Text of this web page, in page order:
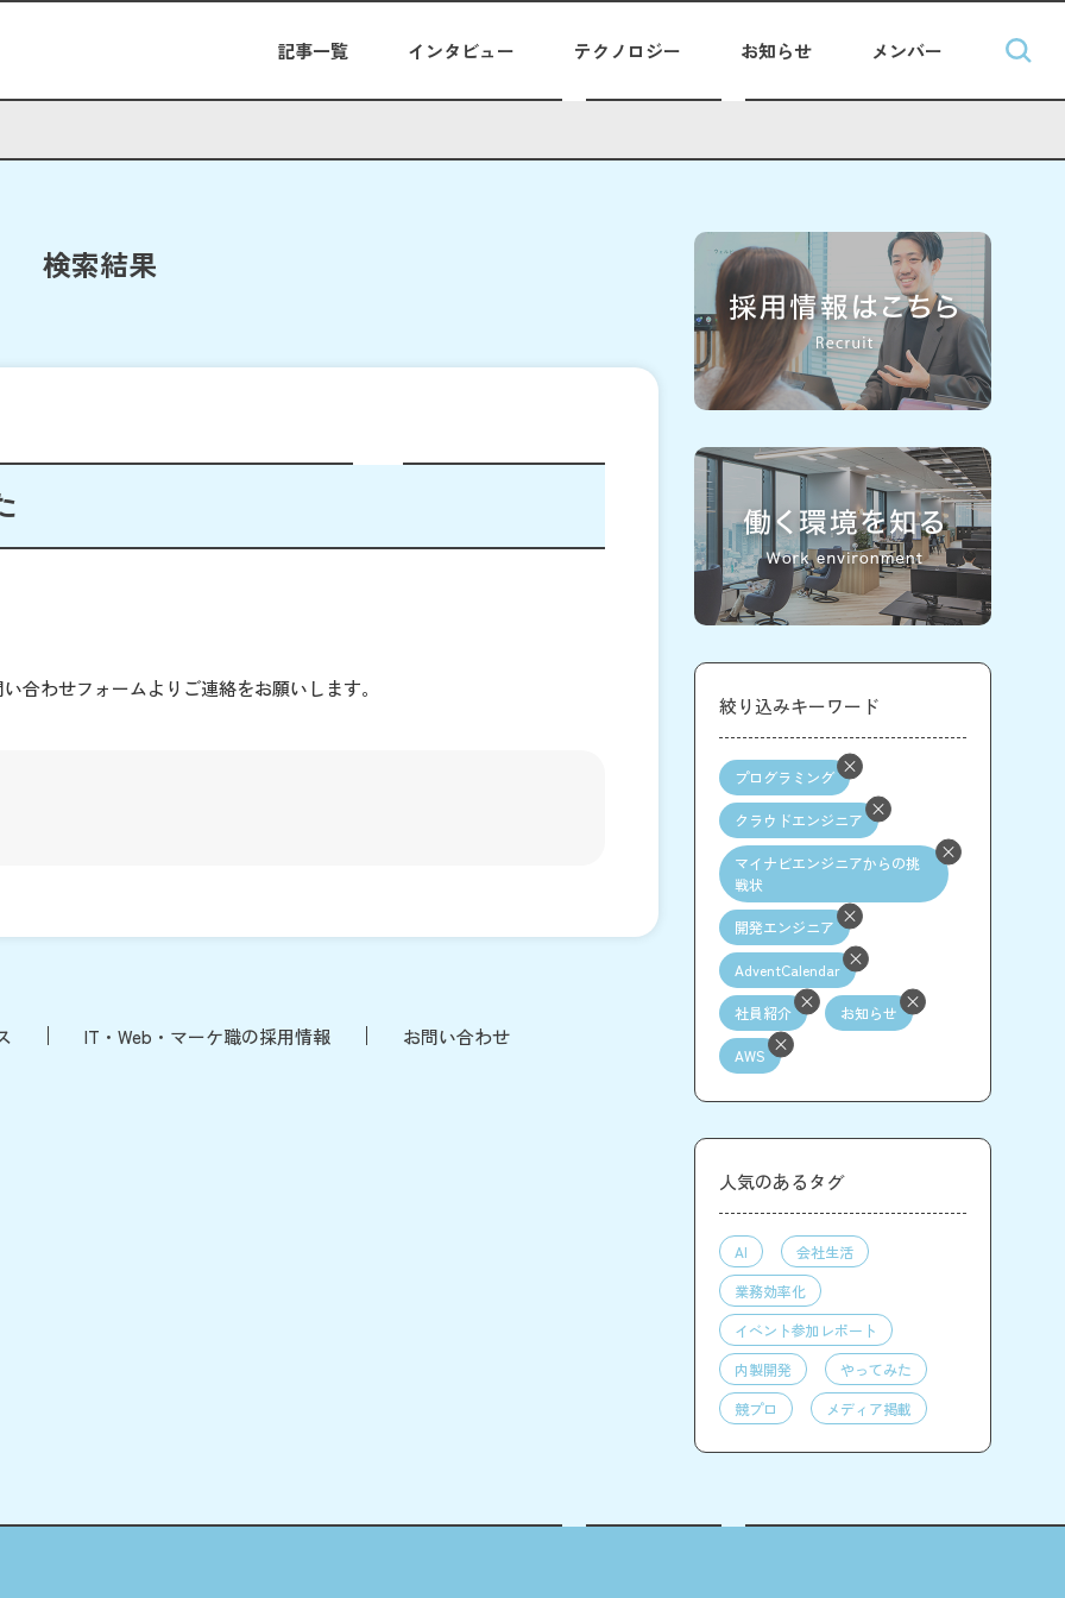
記事一覧 インタビュー テクノロジー お知らせ メンバー
検索結果
合わせフォームよりご連絡をお願いします。
IT・Web・マーケ職の採用情報 お問い合わせ
絞り込みキーワード
プログラミング
クラウドエンジニア
マイナビエンジニアからの挑
戦状
開発エンジニア
AdventCalendar
社員紹介 お知らせ
AWS
人気のあるタグ
AI
会社生活
業務効率化
イベント参加レポート
内製開発
やってみた
競プロ
メディア掲載